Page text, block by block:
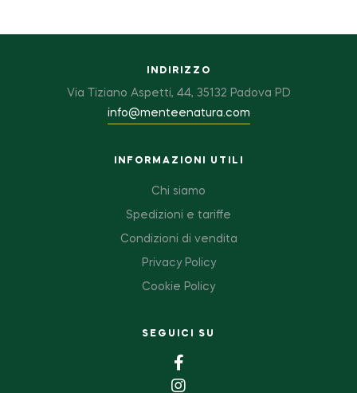
INDIRIZZO
Via Tiziano Aspetti, 44, 35132 Padova PD
info@menteenatura.com
INFORMAZIONI UTILI
Chi siamo
Spedizioni e tariffe
Condizioni di vendita
Privacy Policy
Cookie Policy
SEGUICI SU